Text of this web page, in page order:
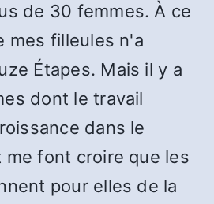
de 30 femmes. À ce
mes filleules n'a
Étapes. Mais il y a
dont le travail
dans le
font croire que les
pour elles de la